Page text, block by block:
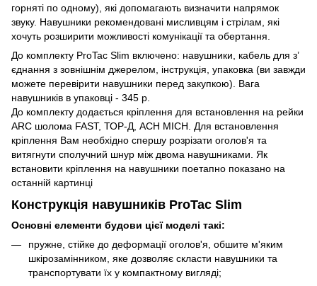
горняті по одному), які допомагають визначити напрямок
звуку. Навушники рекомендовані мисливцям і стрілам, які
хочуть розширити можливості комунікації та обертання.
До комплекту ProTac Slim включено: навушники, кабель для з’
єднання з зовнішнім джерелом, інструкція, упаковка (ви завжди
можете перевірити навушники перед закупкою). Вага
навушників в упаковці - 345 р.
До комплекту додається кріплення для встановлення на рейки
ARC шолома FAST, ТОР-Д, ACH MICH. Для встановлення
кріплення Вам необхідно спершу розрізати оголов'я та
витягнути сполучний шнур між двома навушниками. Як
встановити кріплення на навушники поетапно показано на
останній картинці
Конструкція навушників ProTac Slim
Основні елементи будови цієї моделі такі:
пружне, стійке до деформації оголов'я, обшите м'яким
шкірозамінником, яке дозволяє скласти навушники та
транспортувати їх у компактному вигляді;